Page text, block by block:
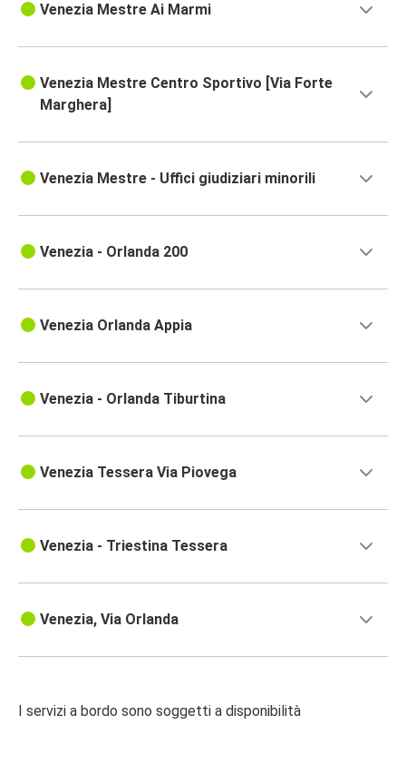
Venezia Mestre Ai Marmi
Venezia Mestre Centro Sportivo [Via Forte
Marghera]
Venezia Mestre - Uffici giudiziari minorili
Venezia - Orlanda 200
Venezia Orlanda Appia
Venezia - Orlanda Tiburtina
Venezia Tessera Via Piovega
Venezia - Triestina Tessera
Venezia, Via Orlanda
I servizi a bordo sono soggetti a disponibilità